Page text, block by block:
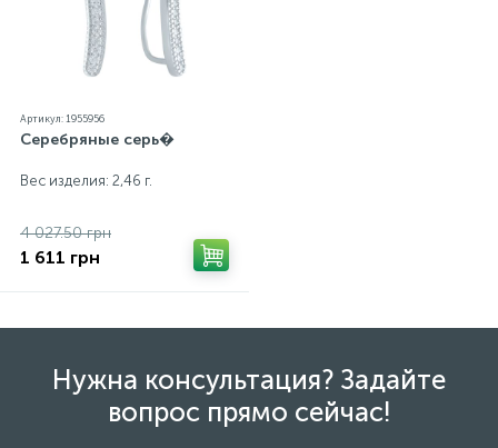
Артикул: 1955956
Серебряные серь�
Вес изделия: 2,46 г.
4 027.50 грн
1 611 грн
Нужна консультация? Задайте
вопрос прямо сейчас!